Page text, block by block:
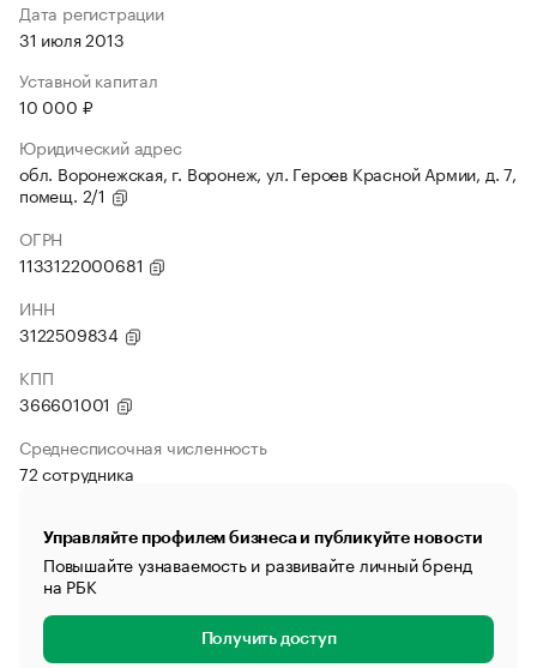
Дата регистрации
31 июля 2013
Уставной капитал
10 000 ₽
Юридический адрес
обл. Воронежская, г. Воронеж, ул. Героев Красной Армии, д. 7,
помещ. 2/1
ОГРН
1133122000681
ИНН
3122509834
КПП
366601001
Среднесписочная численность
72 сотрудника
Управляйте профилем бизнеса и публикуйте новости
Повышайте узнаваемость и развивайте личный бренд
на РБК
Получить доступ